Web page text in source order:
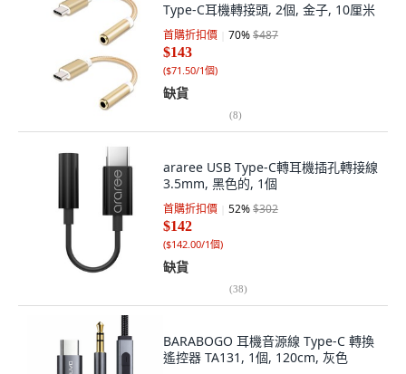
Type-C耳機轉接頭, 2個, 金子, 10厘米
首購折扣價 70%$487
$143
($71.50/1個)
缺貨
(8)
araree USB Type-C轉耳機插孔轉接線
3.5mm, 黑色的, 1個
首購折扣價 52%$302
$142
($142.00/1個)
缺貨
(38)
BARABOGO 耳機音源線 Type-C 轉換
遙控器 TA131, 1個, 120cm, 灰色